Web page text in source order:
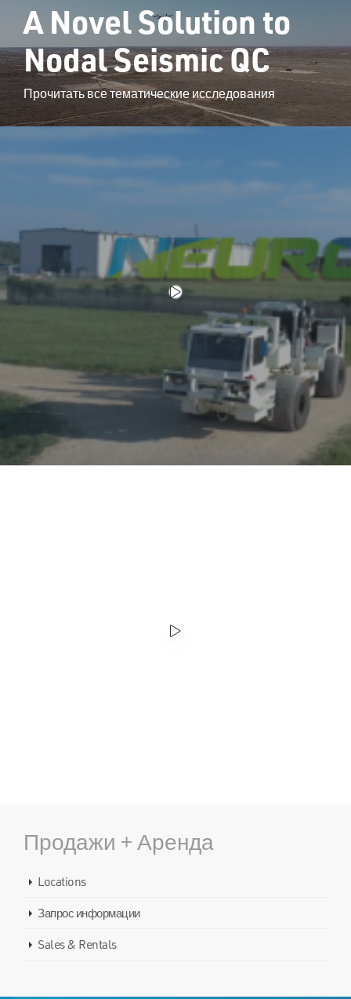
A Novel Solution to
Nodal Seismic QC
Прочитать все тематические исследования
Продажи + Аренда
Locations
Запрос информации
Sales & Rentals